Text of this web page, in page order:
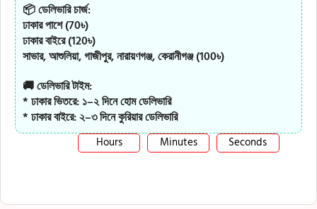
📦 ডেলিভারি চার্জ:
ঢাকার পাশে (70৳)
ঢাকার বাইরে (120৳)
সাভার, আশুলিয়া, গাজীপুর, নারায়ণগঞ্জ, কেরানীগঞ্জ (100৳)
🚚 ডেলিভারি টাইম:
* ঢাকার ভিতরে: ১–২ দিনে হোম ডেলিভারি
* ঢাকার বাইরে: ২–৩ দিনে কুরিয়ার ডেলিভারি
Hours Minutes Seconds